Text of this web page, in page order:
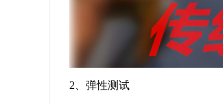
2、弹性测试